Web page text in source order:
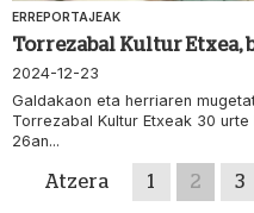
ERREPORTAJEAK
Torrezabal Kultur Etxea,
2024-12-23
Galdakaon eta herriaren
Torrezabal Kultur Etxeak 30
26an...
Atzera 1 2 3